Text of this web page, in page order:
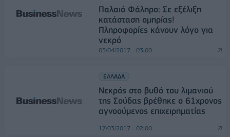
Παλαιό Φάληρο: Σε εξέλιξη
κατάσταση ομηρίας!
Πληροφορίες κάνουν λόγο για
νεκρό
03/04/2017 - 03:00
ΕΛΛΑΔΑ
Νεκρός στο βυθό του λιμανιού
της Σούδας βρέθηκε ο 61χρονος
αγνοούμενος επιχειρηματίας
17/03/2017 - 02:00